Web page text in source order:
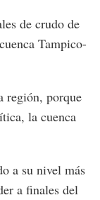
de crudo de
Tampico-
región, porque
la cuenca
a su nivel más
a finales del